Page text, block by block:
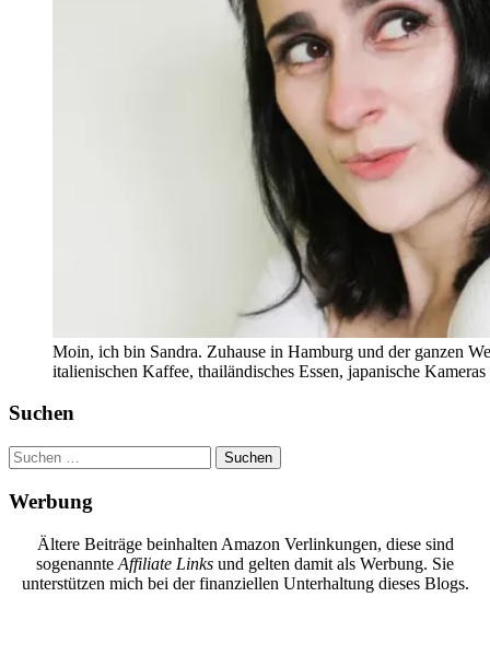
Moin, ich bin Sandra. Zuhause in Hamburg und der ganzen
italienischen Kaffee, thailändisches Essen, japanische
Suchen
Suchen
nach:
Werbung
Ältere Beiträge beinhalten Amazon Verlinkungen, diese sind
sogenannte Affiliate Links und gelten damit als Werbung. Sie
unterstützen mich bei der finanziellen Unterhaltung dieses Blogs.